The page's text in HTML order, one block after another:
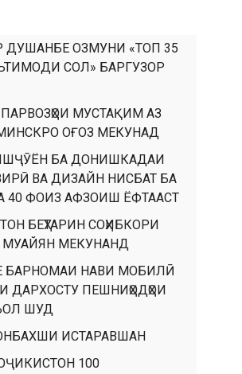
ДУШАНБЕ ОЗМУНИ «ТОП 35
СОЛ» БАРГУЗОР
МУСТАҚИМ АЗ
ОҒОЗ МЕКУНАД
БА ДОНИШКАДАИ
ВА ДИЗАЙН НИСБАТ БА
40 ФОИЗ АФЗОИШ ЁФТААСТ
БЕҲТАРИН СОҲИБКОРИ
МУАЙЯН МЕКУНАНД
БАРНОМАИ НАВИ МОБИЛӢ
ДАРХОСТУ ПЕШНИҲОДҲОИ
ШУД
ИСТАРАВШАН
100